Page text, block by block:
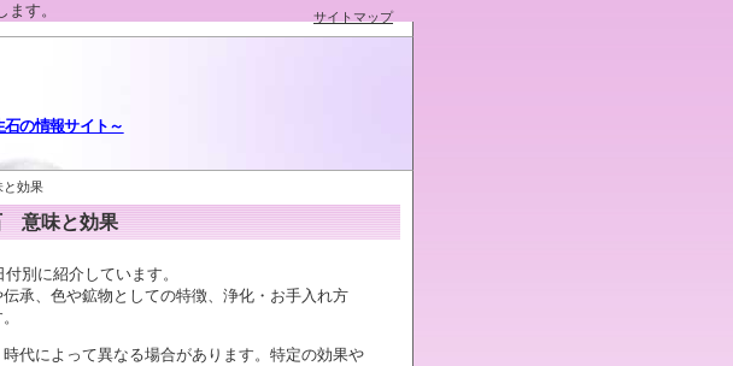
す。
の情報サイト～
効果
意味と効果
別に紹介しています。
承、色や鉱物としての特徴、浄化・お手入れ方
代によって異なる場合があります。特定の効果や
サイトマップ